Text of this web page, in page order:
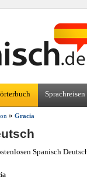
Sprachreisen
» Gracia
Spanisch